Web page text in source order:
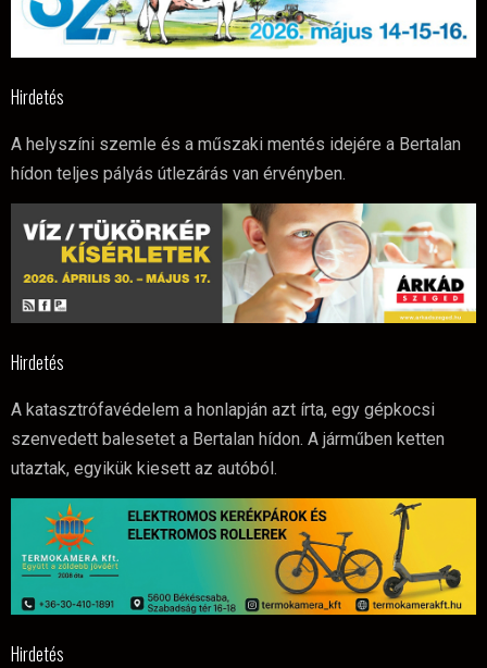
Hirdetés
A helyszíni szemle és a műszaki mentés idejére a Bertalan
hídon teljes pályás útlezárás van érvényben.
Hirdetés
A katasztrófavédelem a honlapján azt írta, egy gépkocsi
szenvedett balesetet a Bertalan hídon. A járműben ketten
utaztak, egyikük kiesett az autóból.
Hirdetés